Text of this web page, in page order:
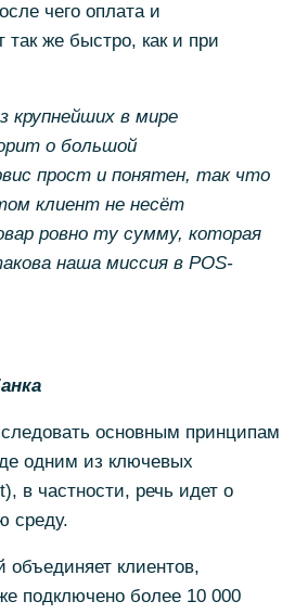
чего оплата и
так же быстро, как и при
крупнейших в мире
о большой
прост и понятен, так что
клиент не несёт
ровно ту сумму, которая
наша миссия в POS-
основным принципам
одним из ключевых
в частности, речь идет о
среду.
клиентов,
подключено более 10 000